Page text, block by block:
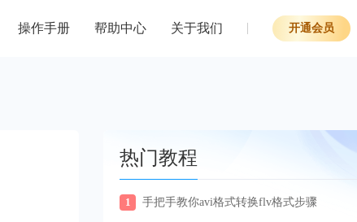
操作手册 帮助中心 关于我们 开通会员
热门教程
1 手把手教你avi格式转换flv格式步骤